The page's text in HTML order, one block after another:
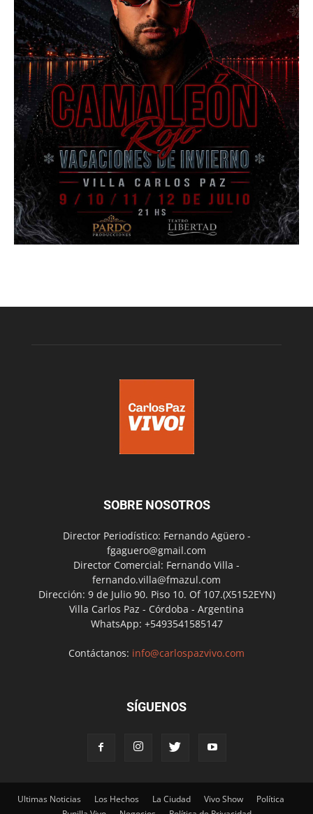
SOBRE NOSOTROS
Director Periodístico: Fernando Agüero -
fgaguero@gmail.com
Director Comercial: Fernando Villa -
fernando.villa@fmazul.com
Dirección: 9 de Julio 90. Piso 10. Of 107.(X5152EYN)
Villa Carlos Paz - Córdoba - Argentina
WhatsApp: +5493541585147
Contáctanos: info@carlospazvivo.com
SÍGUENOS
Ultimas Noticias Los Hechos La Ciudad Vivo Show
Política